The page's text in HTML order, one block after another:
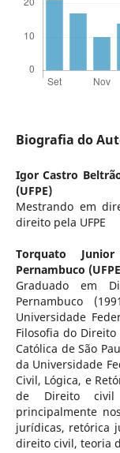
Biografia do
Igor Castro
(UFPE)
Mestrando em
direito pela UFPE
Torquato
Pernambuco
Graduado em
Pernambuco
Universidade
Filosofia do
Católica de São
da Universidade
Civil, Lógica, e
de Direito civil
principalmente
jurídicas, retórica
direito civil, teoria